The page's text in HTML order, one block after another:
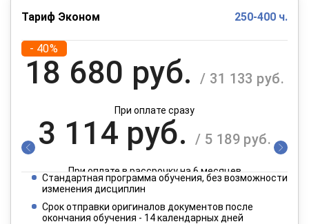
Тариф Эконом 250-400 ч.
- 40%
18 680 руб. / 31 133 руб.
При оплате сразу
3 114 руб. / 5 189 руб.
При оплате в рассрочку на 6 месяцев
1 557 руб.
Стандартная программа обучения, без возможности
изменения дисциплин
Срок отправки оригиналов документов после
окончания обучения - 14 календарных дней